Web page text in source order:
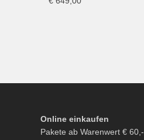
Online einkaufen
Pakete ab Warenwert €